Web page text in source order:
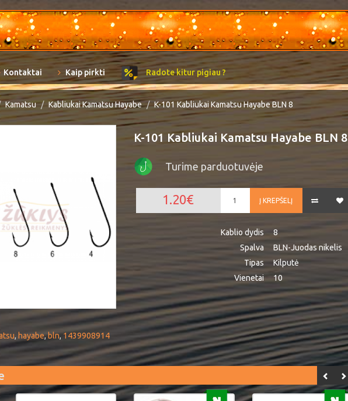
Kontaktai Kaip pirkti Radote kitur pigiau ?
Kamatsu Kabliukai Kamatsu Hayabe K-101 Kabliukai Kamatsu Hayabe BLN 8
K-101 Kabliukai Kamatsu Hayabe BLN 8
Turime parduotuvėje
Į KREPŠELĮ
1.20€
Kablio dydis
8
Spalva
BLN-Juodas nikelis
Tipas
Kilputė
Vienetai
10
, hayabe,bln,1439908914